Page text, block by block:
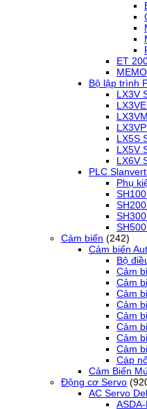
ET
Bộ lập trình
LX3V
LX5S
LX5V
LX6V
PLC
Phụ
Cảm biến (242)
Cảm biến
Bộ
Cảm
Cảm
Cảm
Cảm
Cảm
Cảm
Cảm
Cảm
Cáp
Cảm Biến
Động cơ Servo
AC Servo